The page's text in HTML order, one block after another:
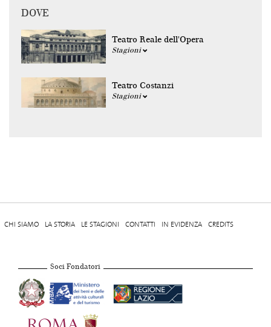
DOVE
Teatro Reale dell'Opera
Stagioni
Teatro Costanzi
Stagioni
CHI SIAMO LA STORIA LE STAGIONI CONTATTI IN EVIDENZA CREDITS
Soci Fondatori